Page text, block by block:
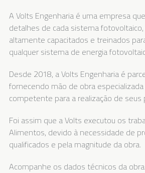
A Volts Engenharia é uma empresa
detalhes de cada sistema
altamente capacitados e treinados
qualquer sistema de energia
Desde 2018, a Volts Engenharia é
fornecendo mão de obra
competente para a realização de seus
Foi assim que a Volts executou os
Alimentos, devido à necessidade de
qualificados e pela magnitude da obra.
Acompanhe os dados técnicos da obra.